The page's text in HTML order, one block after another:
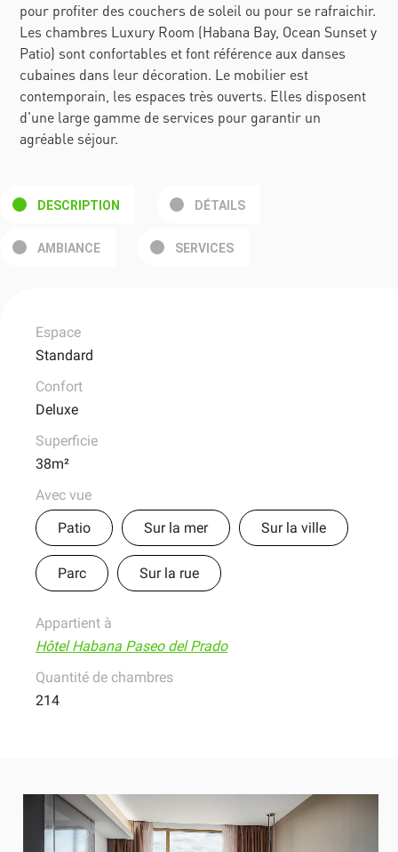
pour profiter des couchers de soleil ou pour se rafraichir.
Les chambres Luxury Room (Habana Bay, Ocean Sunset y
Patio) sont confortables et font référence aux danses
cubaines dans leur décoration. Le mobilier est
contemporain, les espaces très ouverts. Elles disposent
d'une large gamme de services pour garantir un
agréable séjour.
DESCRIPTION DÉTAILS
AMBIANCE SERVICES
Avec vue
Patio
Sur la mer Sur la ville
Parc Sur la rue
Appartient à
Hôtel Habana Paseo del Prado
Quantité de chambres
214
Espace
Standard
Confort
Deluxe
Superficie
38m²